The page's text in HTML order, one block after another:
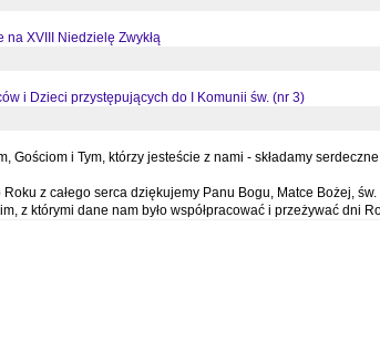
na XVIII Niedzielę Zwykłą
i Dzieci przystępujących do I Komunii św. (nr 3)
Gościom i Tym, którzy jesteście z nami - składamy
z całego serca dziękujemy Panu Bogu, Matce Bożej,
z którymi dane nam było współpracować i przeżywać